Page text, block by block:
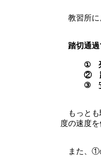
教習所
踏切通
① 列車
② 踏切
③
もっとも
度の速度
また、①
（バイ